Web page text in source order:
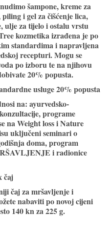
šampone, kreme za
i gel za čišćenje lica,
ulje za tijelo i ostalu vrstu
kozmetika izrađena je po
standardima i napravljena
recepturi. Mogu se
po izboru te na njihovu
20% popusta.
usluge 20% popusta
na: ayurvedsko-
programe
na Weight loss i Nature
uključeni seminari o
doma, program
i radionice
čaj
čaj za mršavljenje i
nabaviti po novoj cijeni
140 kn za 225 g.